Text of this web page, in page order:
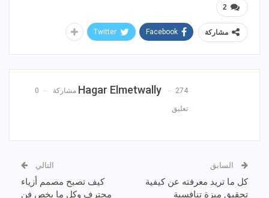
2
مشاركة Facebook
Twitter
Hagar Elmetwally 274 مشاركة 0
تعليق
السابق
كل ما تريد معرفته عن كيفية
تحقيق ميزة تنافسية
التالي
كيف تصبح مصمم أزياء
محترف وكل ما يخص فن